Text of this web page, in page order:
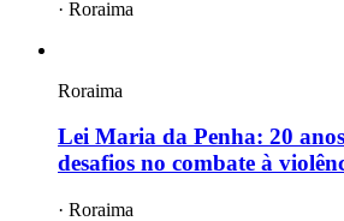
· Roraima
Roraima
Lei Maria da Penha: 20
desafios no combate à
· Roraima